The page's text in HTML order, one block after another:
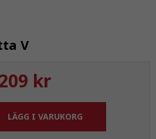
V
kr
LÄGG I VARUKORG